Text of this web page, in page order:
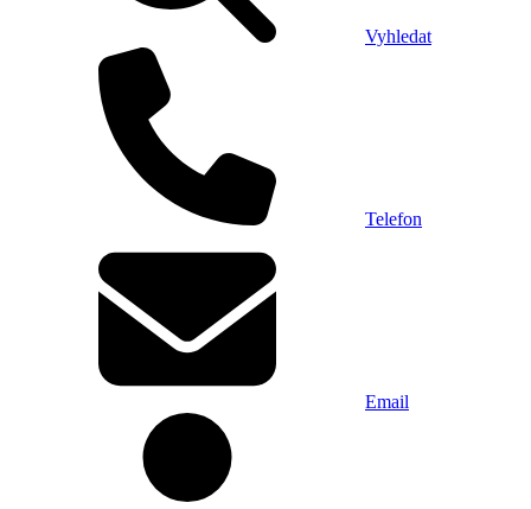
Vyhledat
Telefon
Email